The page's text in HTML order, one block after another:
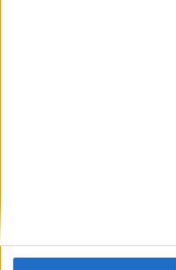
11300 La Línea de la
Cádiz